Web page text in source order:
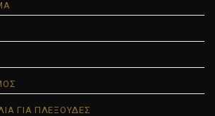
ΓΙΑ ΠΛΕΞΟΥΔΕΣ